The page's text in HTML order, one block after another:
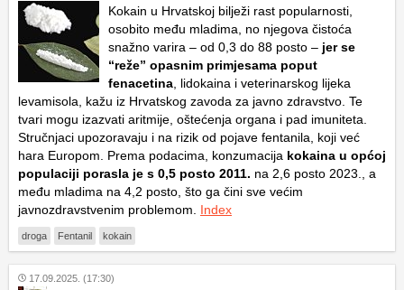
Kokain u Hrvatskoj bilježi rast popularnosti,
osobito među mladima, no njegova čistoća
snažno varira – od 0,3 do 88 posto – jer se
“reže” opasnim primjesama poput
fenacetina, lidokaina i veterinarskog lijeka
levamisola, kažu iz Hrvatskog zavoda za javno zdravstvo. Te
tvari mogu izazvati aritmije, oštećenja organa i pad imuniteta.
Stručnjaci upozoravaju i na rizik od pojave fentanila, koji već
hara Europom. Prema podacima, konzumacija kokaina u općoj
populaciji porasla je s 0,5 posto 2011. na 2,6 posto 2023., a
među mladima na 4,2 posto, što ga čini sve većim
javnozdravstvenim problemom. Index
droga Fentanil kokain
17.09.2025. (17:30)